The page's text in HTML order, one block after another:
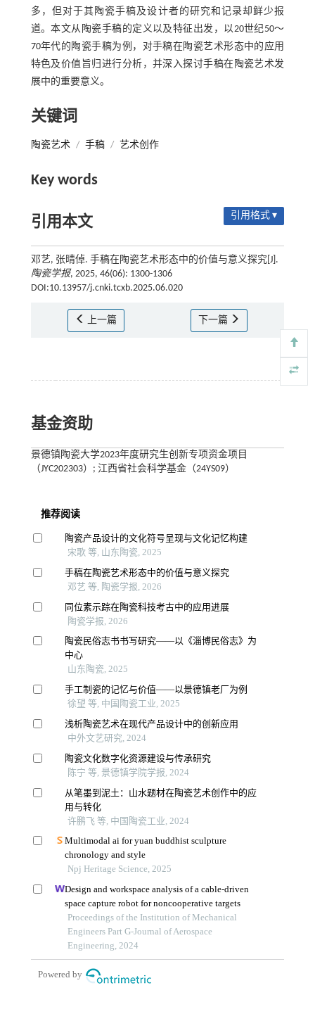
多，但对于其陶瓷手稿及设计者的研究和记录却鲜少报
道。本文从陶瓷手稿的定义以及特征出发，以20世纪50～
70年代的陶瓷手稿为例，对手稿在陶瓷艺术形态中的应用
特色及价值旨归进行分析，并深入探讨手稿在陶瓷艺术发
展中的重要意义。
关键词
陶瓷艺术 / 手稿 / 艺术创作
Key words
引用本文 引用格式 ▾
邓艺, 张晴倬. 手稿在陶瓷艺术形态中的价值与意义探究[J].
陶瓷学报, 2025, 46(06): 1300-1306
DOI:10.13957/j.cnki.tcxb.2025.06.020
上一篇 下一篇
基金资助
景德镇陶瓷大学2023年度研究生创新专项资金项目
（JYC202303）; 江西省社会科学基金（24YS09）